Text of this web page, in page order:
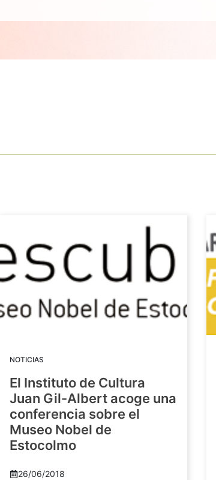
NOTICIAS
El Instituto de Cultura
Juan Gil-Albert acoge una
conferencia sobre el
Museo Nobel de
Estocolmo
26/06/2018